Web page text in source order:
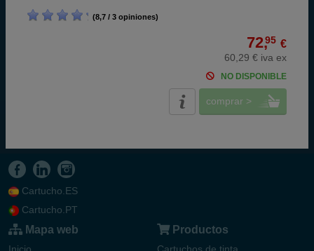
(8,7 / 3 opiniones)
72,95 €
60,29 € iva ex
NO DISPONIBLE
comprar >
Cartucho.ES
Cartucho.PT
Mapa web
Inicio
Productos
Cartuchos de tinta